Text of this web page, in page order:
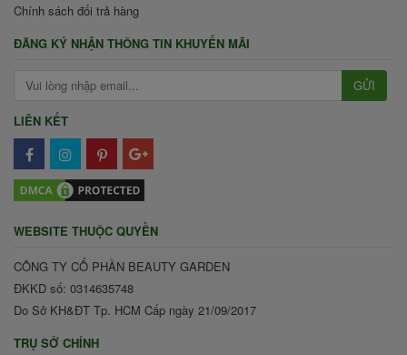
Chính sách đổi trả hàng
ĐĂNG KÝ NHẬN THÔNG TIN KHUYẾN MÃI
GỬI
LIÊN KẾT
WEBSITE THUỘC QUYỀN
CÔNG TY CỔ PHẦN BEAUTY GARDEN
ĐKKD số: 0314635748
Do Sở KH&ĐT Tp. HCM Cấp ngày 21/09/2017
TRỤ SỞ CHÍNH